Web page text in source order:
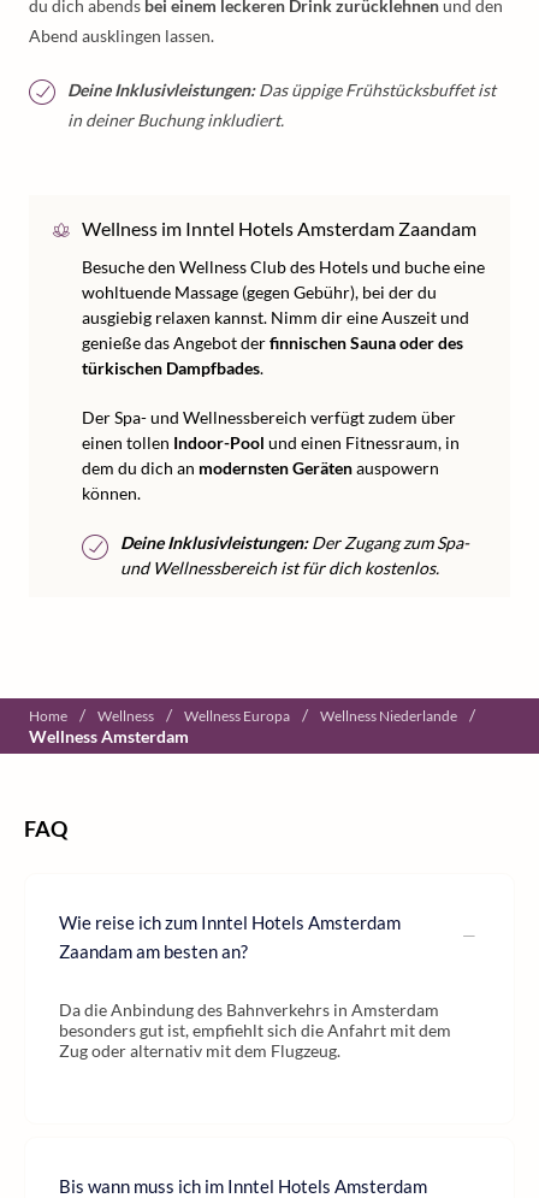
du dich abends bei einem leckeren Drink zurücklehnenund den
Abend ausklingen lassen.
Deine Inklusivleistungen:Das üppige Frühstücksbuffet ist
in deiner Buchung inkludiert.
Wellness im Inntel Hotels Amsterdam Zaandam
Besuche den Wellness Club des Hotels und buche eine
wohltuende Massage (gegen Gebühr), bei der du
ausgiebig relaxen kannst. Nimm dir eine Auszeit und
genieße das Angebot derfinnischen Sauna oder des
türkischen Dampfbades.
Der Spa- und Wellnessbereich verfügt zudem über
einen tollen Indoor-Pool und einen Fitnessraum, in
dem du dich an modernsten Gerätenauspowern
können.
Deine Inklusivleistungen:Der Zugang zum Spa-
und Wellnessbereich ist für dich kostenlos.
Home / Wellness / Wellness Europa / Wellness Niederlande
/
Wellness Amsterdam
FAQ
Wie reise ich zum Inntel Hotels Amsterdam
Zaandam am besten an?
Da die Anbindung des Bahnverkehrs in Amsterdam
besonders gut ist, empfiehlt sich die Anfahrt mit dem
Zug oder alternativ mit dem Flugzeug.
Bis wann muss ich im Inntel Hotels Amsterdam